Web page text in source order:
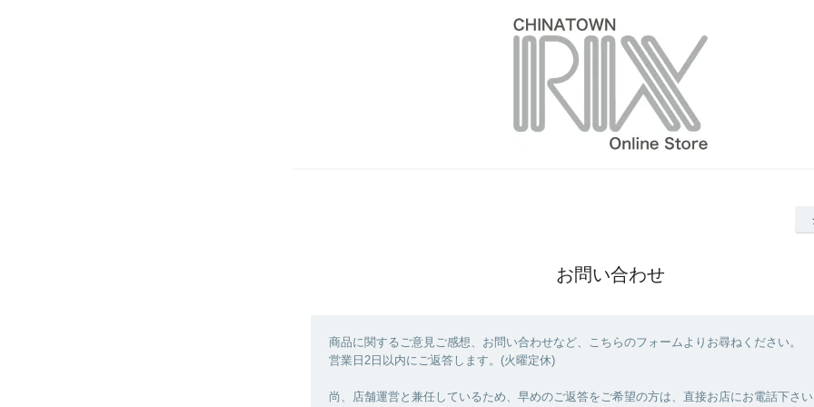
お問い合わせ
商品に関するご意見ご感想、お問い合わせなど、こちらのフォームよりお尋ねください。
営業日2日以内にご返答します。(火曜定休)
尚、店舗運営と兼任しているため、早めのご返答をご希望の方は、直接お店にお電話下さい